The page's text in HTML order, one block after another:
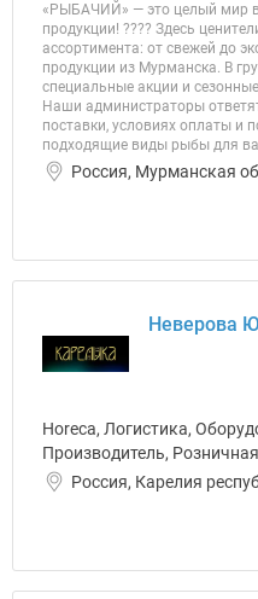
«РЫБАЧИЙ» — это целый мир
продукции! ???? Здесь
ассортимента: от свежей до
продукции из Мурманска. В
специальные акции и
Наши администраторы
поставки, условиях оплаты и
подходящие виды рыбы для
Россия, Мурманская
Неверова
Horeca, Логистика,
Производитель,
Россия, Карелия